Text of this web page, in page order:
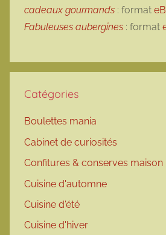
cadeaux gourmands : format
Fabuleuses aubergines : format
Catégories
Boulettes mania
Cabinet de curiosités
Confitures & conserves maison
Cuisine d'automne
Cuisine d'été
Cuisine d'hiver